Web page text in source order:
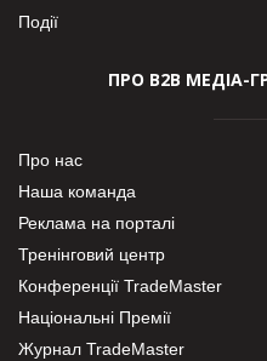
Події
ПРО В2В МЕДІА-
Про нас
Наша команда
Реклама на порталі
Тренінговий центр
Конференції TradeMaster
Національні Премії
Журнал TradeMaster